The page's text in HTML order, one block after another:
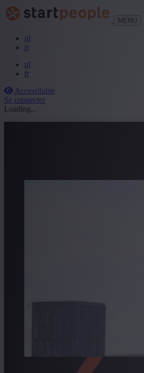
MENU
nl
fr
nl
fr
Accessibilité
Se connecter
Loading...